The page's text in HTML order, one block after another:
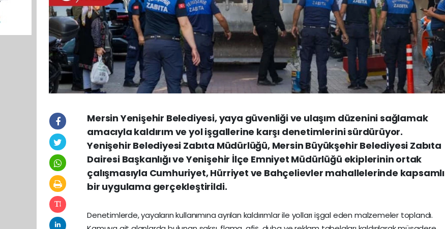
Mersin Yenişehir Belediyesi, yaya güvenliği ve ulaşım düzenini sağlamak
amacıyla kaldırım ve yol işgallerine karşı denetimlerini sürdürüyor.
Yenişehir Belediyesi Zabıta Müdürlüğü, Mersin Büyükşehir Belediyesi Zabıta
Dairesi Başkanlığı ve Yenişehir İlçe Emniyet Müdürlüğü ekiplerinin ortak
çalışmasıyla Cumhuriyet, Hürriyet ve Bahçelievler mahallelerinde kapsamlı
bir uygulama gerçekleştirildi.
Denetimlerde, yayaların kullanımına ayrılan kaldırımlar ile yolları işgal eden malzemeler toplandı.